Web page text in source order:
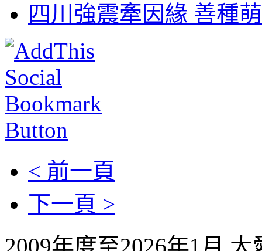
四川強震牽因緣 善種
< 前一頁
下一頁 >
2009年度至2026年1月